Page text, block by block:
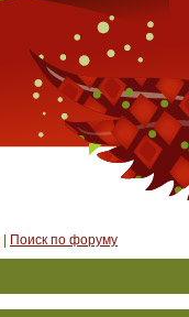
Поиск по форуму